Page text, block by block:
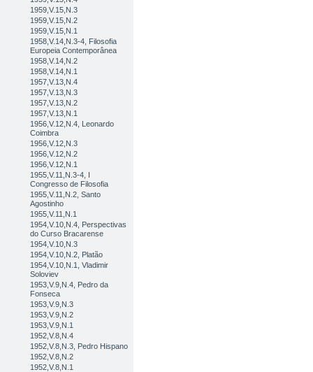
1959,V.15,N.3
1959,V.15,N.2
1959,V.15,N.1
1958,V.14,N.3-4, Filosofia
Europeia Contemporânea
1958,V.14,N.2
1958,V.14,N.1
1957,V.13,N.4
1957,V.13,N.3
1957,V.13,N.2
1957,V.13,N.1
1956,V.12,N.4, Leonardo
Coimbra
1956,V.12,N.3
1956,V.12,N.2
1956,V.12,N.1
1955,V.11,N.3-4, I
Congresso de Filosofia
1955,V.11,N.2, Santo
Agostinho
1955,V.11,N.1
1954,V.10,N.4, Perspectivas
do Curso Bracarense
1954,V.10,N.3
1954,V.10,N.2, Platão
1954,V.10,N.1, Vladimir
Soloviev
1953,V.9,N.4, Pedro da
Fonseca
1953,V.9,N.3
1953,V.9,N.2
1953,V.9,N.1
1952,V.8,N.4
1952,V.8,N.3, Pedro Hispano
1952,V.8,N.2
1952,V.8,N.1